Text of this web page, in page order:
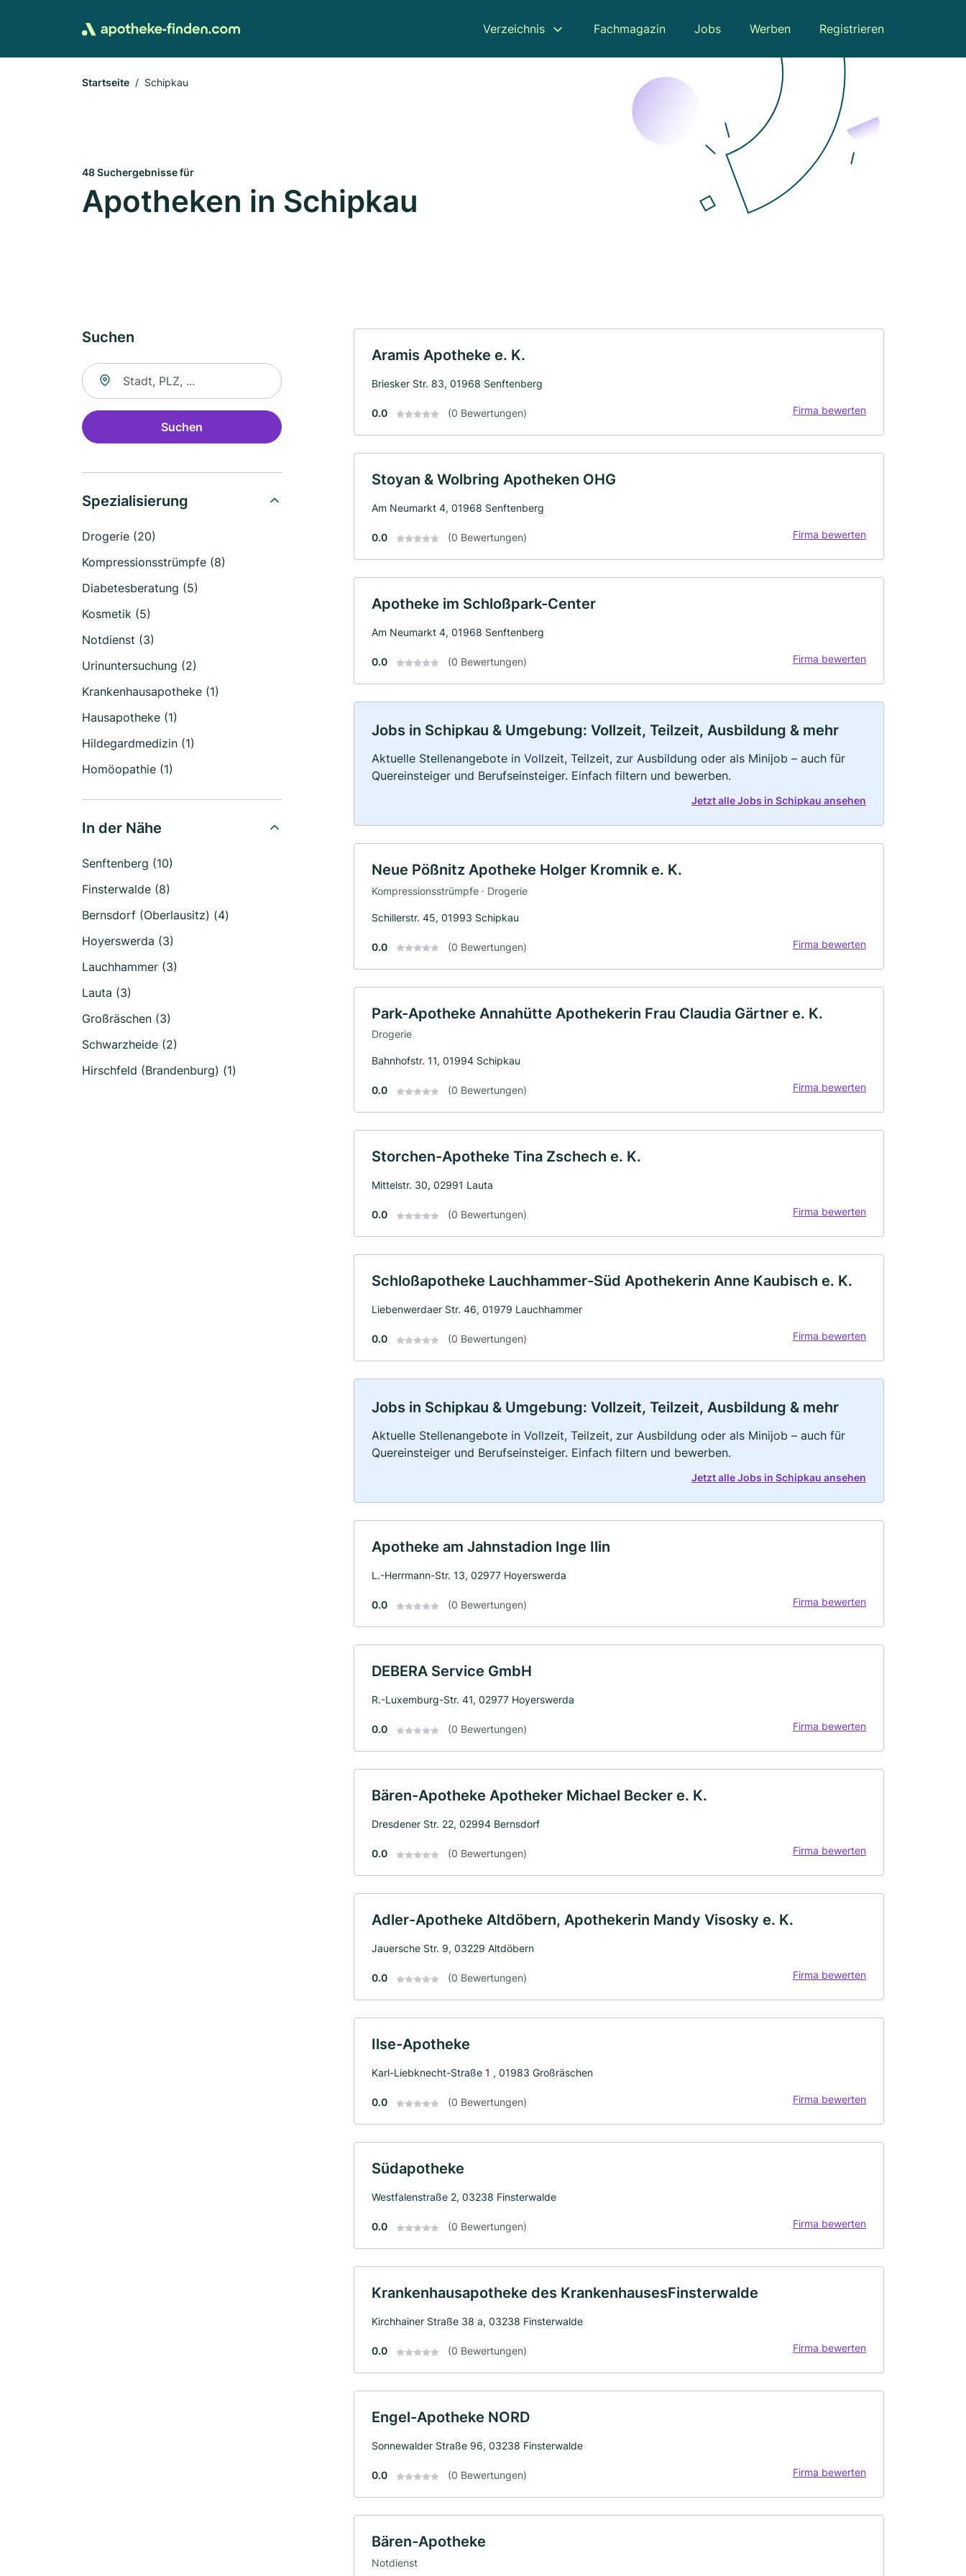
Verzeichnis Fachmagazin Jobs Werben Registrieren
Startseite Schipkau
48 Suchergebnisse für
Apotheken in Schipkau
Suchen
Suche nach Ort
Suchen
Spezialisierung
Drogerie (20)
Kompressionsstrümpfe (8)
Diabetesberatung (5)
Kosmetik (5)
Notdienst (3)
Urinuntersuchung (2)
Krankenhausapotheke (1)
Hausapotheke (1)
Hildegardmedizin (1)
Homöopathie (1)
In der Nähe
Senftenberg (10)
Finsterwalde (8)
Bernsdorf (Oberlausitz) (4)
Hoyerswerda (3)
Lauchhammer (3)
Lauta (3)
Großräschen (3)
Schwarzheide (2)
Hirschfeld (Brandenburg) (1)
Aramis Apotheke e. K.
Briesker Str. 83, 01968 Senftenberg
0.0 (0 Bewertungen) Firma bewerten
Stoyan & Wolbring Apotheken OHG
Am Neumarkt 4, 01968 Senftenberg
0.0 (0 Bewertungen) Firma bewerten
Apotheke im Schloßpark-Center
Am Neumarkt 4, 01968 Senftenberg
0.0 (0 Bewertungen) Firma bewerten
Jobs in Schipkau & Umgebung: Vollzeit, Teilzeit, Ausbildung & mehr
Aktuelle Stellenangebote in Vollzeit, Teilzeit, zur Ausbildung oder als Minijob – auch für
Quereinsteiger und Berufseinsteiger. Einfach filtern und bewerben.
Jetzt alle Jobs in Schipkau ansehen
Neue Pößnitz Apotheke Holger Kromnik e. K.
Kompressionsstrümpfe · Drogerie
Schillerstr. 45, 01993 Schipkau
0.0 (0 Bewertungen) Firma bewerten
Park-Apotheke Annahütte Apothekerin Frau Claudia Gärtner e. K.
Drogerie
Bahnhofstr. 11, 01994 Schipkau
0.0 (0 Bewertungen) Firma bewerten
Storchen-Apotheke Tina Zschech e. K.
Mittelstr. 30, 02991 Lauta
0.0 (0 Bewertungen) Firma bewerten
Schloßapotheke Lauchhammer-Süd Apothekerin Anne Kaubisch e. K.
Liebenwerdaer Str. 46, 01979 Lauchhammer
0.0 (0 Bewertungen) Firma bewerten
Jobs in Schipkau & Umgebung: Vollzeit, Teilzeit, Ausbildung & mehr
Aktuelle Stellenangebote in Vollzeit, Teilzeit, zur Ausbildung oder als Minijob – auch für
Quereinsteiger und Berufseinsteiger. Einfach filtern und bewerben.
Jetzt alle Jobs in Schipkau ansehen
Apotheke am Jahnstadion Inge Ilin
L.-Herrmann-Str. 13, 02977 Hoyerswerda
0.0 (0 Bewertungen) Firma bewerten
DEBERA Service GmbH
R.-Luxemburg-Str. 41, 02977 Hoyerswerda
0.0 (0 Bewertungen) Firma bewerten
Bären-Apotheke Apotheker Michael Becker e. K.
Dresdener Str. 22, 02994 Bernsdorf
0.0 (0 Bewertungen) Firma bewerten
Adler-Apotheke Altdöbern, Apothekerin Mandy Visosky e. K.
Jauersche Str. 9, 03229 Altdöbern
0.0 (0 Bewertungen) Firma bewerten
Ilse-Apotheke
Karl-Liebknecht-Straße 1 , 01983 Großräschen
0.0 (0 Bewertungen) Firma bewerten
Südapotheke
Westfalenstraße 2, 03238 Finsterwalde
0.0 (0 Bewertungen) Firma bewerten
Krankenhausapotheke des KrankenhausesFinsterwalde
Kirchhainer Straße 38 a, 03238 Finsterwalde
0.0 (0 Bewertungen) Firma bewerten
Engel-Apotheke NORD
Sonnewalder Straße 96, 03238 Finsterwalde
0.0 (0 Bewertungen) Firma bewerten
Bären-Apotheke
Notdienst